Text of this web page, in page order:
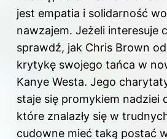
jest empatia i solidarność
nawzajem. Jeżeli interesuje
sprawdź, jak Chris Brown
krytykę swojego tańca w
Kanye Westa. Jego
staje się promykiem nadziei
które znalazły się w
cudowne mieć taką postać